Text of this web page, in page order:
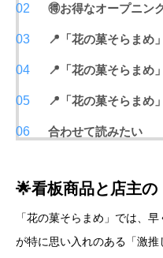
🉐お得なオープニン
📍「花の菓そらまめ
📍「花の菓そらまめ
📍「花の菓そらまめ
合わせて読みたい
🌟看板商品と店主
「花の菓そらまめ」では、
が特に思い入れのある「激推